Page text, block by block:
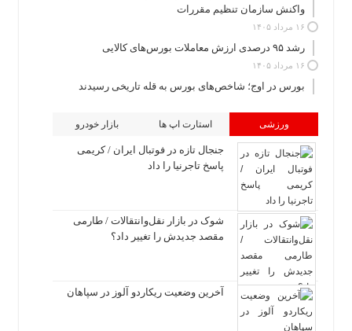
واکنش سازمان تنظیم مقررات
۱۶ مرداد ۱۴۰۵
رشد ۹۵ درصدی ارزش معاملات بورس‌های کالایی
۱۶ مرداد ۱۴۰۵
بورس در اوج؛ شاخص‌های بورس به قله تاریخی رسیدند
ورزشی استارت اپ ها بازار خودرو
جنجال تازه در فوتبال ایران / کریمی
پاسخ تاجرنیا را داد
شوک در بازار نقل‌وانتقالات / طارمی
مقصد جدیدش را تغییر داد؟
آخرین وضعیت ریکاردو آلوز در سپاهان